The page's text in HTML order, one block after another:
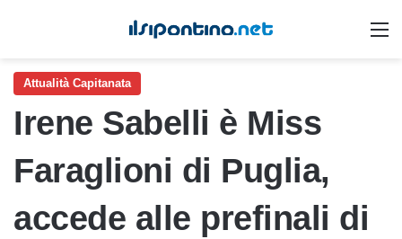
Attualità Capitanata
Irene Sabelli è Miss
Faraglioni di Puglia,
accede alle prefinali di